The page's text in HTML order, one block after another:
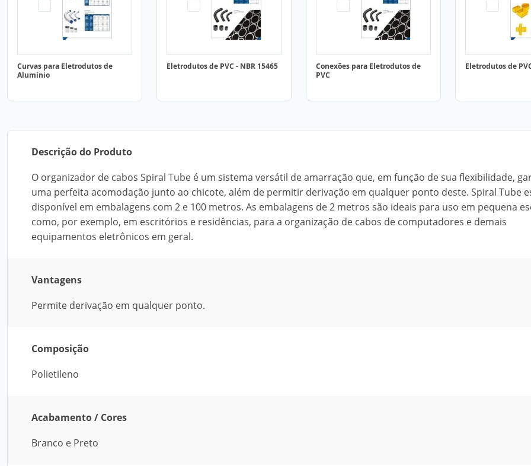
Curvas para Eletrodutos de
Alumínio
Eletrodutos de PVC - NBR 15465
Conexões para Eletrodutos de
PVC
Eletrodutos de
Descrição do Produto
O organizador de cabos Spiral Tube é um sistema versátil de amarração que, em função de sua flexibilidade,
uma perfeita acomodação junto ao chicote, além de permitir derivação em qualquer ponto deste. Spiral Tube
disponível em embalagens com 2 e 100 metros. As embalagens de 2 metros são ideais para uso em pequena
como, por exemplo, em escritórios e residências, para a organização de cabos de computadores e demais
equipamentos eletrônicos em geral.
Vantagens
Permite derivação em qualquer ponto.
Composição
Polietileno
Acabamento / Cores
Branco e Preto